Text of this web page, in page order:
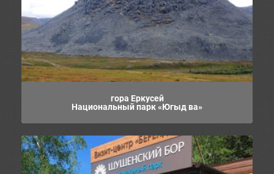
гора Еркусей
Национальный парк «Югыд ва»